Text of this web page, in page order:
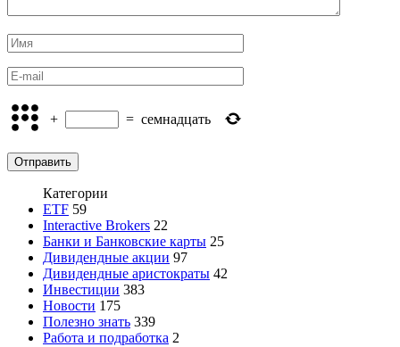
+ = семнадцать
Категории
ETF 59
Interactive Brokers 22
Банки и Банковские карты 25
Дивидендные акции 97
Дивидендные аристократы 42
Инвестиции 383
Новости 175
Полезно знать 339
Работа и подработка 2